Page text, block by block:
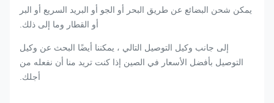
يمكن شحن البضائع عن طريق البحر أو الجو أو البريد السريع أو البر
أو القطار وما إلى ذلك.
إلى جانب وكيل التوصيل التالي ، يمكننا أيضًا البحث عن وكيل
التوصيل بأفضل الأسعار في الصين إذا كنت تريد منا أن نفعله من
أجلك.